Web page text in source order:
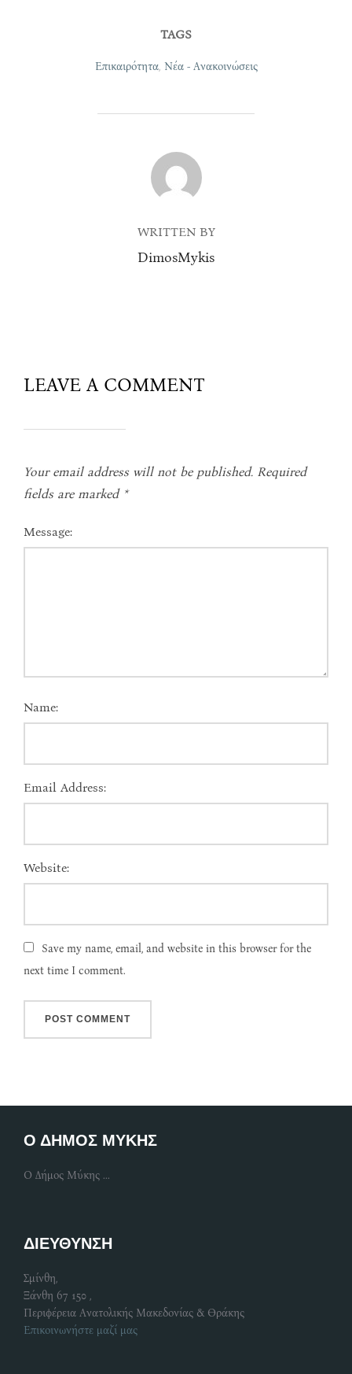
TAGS
Επικαιρότητα, Νέα - Ανακοινώσεις
POST AUTHOR
WRITTEN BY
DimosMykis
LEAVE A COMMENT
Your email address will not be published. Required
fields are marked *
Message:
Name:
Email Address:
Website:
Save my name, email, and website in this browser for the
next time I comment.
Ο ΔΗΜΟΣ ΜΥΚΗΣ
Ο Δήμος Μύκης ...
ΔΙΕΥΘΥΝΣΗ
Σμίνθη,
Ξάνθη 67 150 ,
Περιφέρεια Ανατολικής Μακεδονίας & Θράκης
Επικοινωνήστε μαζί μας